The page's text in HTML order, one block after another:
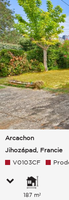
Arcachon
Jihozápad, Francie
V0103CF
187 m²